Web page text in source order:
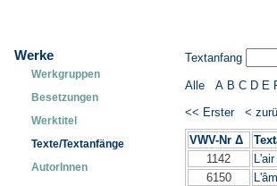
Werke
Werkgruppen
Besetzungen
Werktitel
Texte/Textanfänge
AutorInnen
Textanfang
Alle A B C D E
<< Erster
<
VWV-Nr Δ
1142
6150